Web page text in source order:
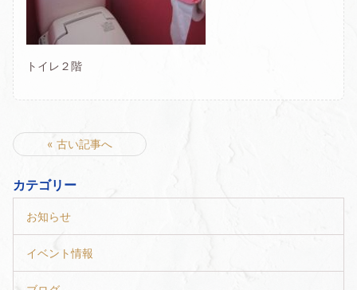
トイレ２階
« 古い記事へ
カテゴリー
お知らせ
イベント情報